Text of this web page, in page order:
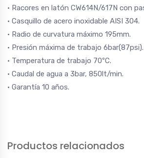
· Racores en latón CW614N/617N con
· Casquillo de acero inoxidable AISI 304.
· Radio de curvatura máximo 195mm.
· Presión máxima de trabajo 6bar(87psi).
· Temperatura de trabajo 70ºC.
· Caudal de agua a 3bar, 850lt/min.
· Garantía 10 años.
Productos relacionados